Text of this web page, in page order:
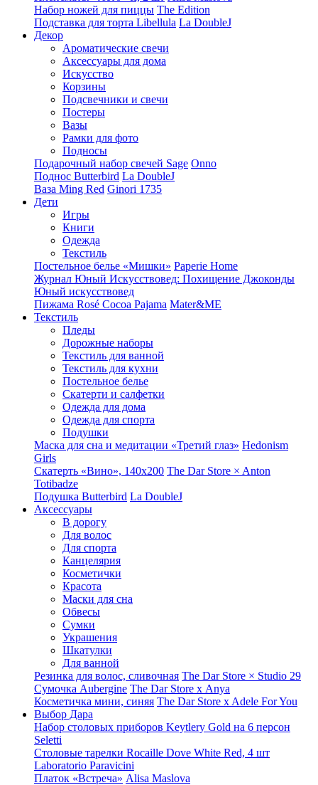
Набор ножей для пиццы The Edition
Подставка для торта Libellula La DoubleJ
Декор
Ароматические свечи
Аксессуары для дома
Искусство
Корзины
Подсвечники и свечи
Постеры
Вазы
Рамки для фото
Подносы
Подарочный набор свечей Sage Onno
Поднос Butterbird La DoubleJ
Ваза Ming Red Ginori 1735
Дети
Игры
Книги
Одежда
Текстиль
Постельное белье «Мишки» Paperie Home
Журнал Юный Искусствовед: Похищение Джоконды
Юный искусствовед
Пижама Rosé Cocoa Pajama Mater&ME
Текстиль
Пледы
Дорожные наборы
Текстиль для ванной
Текстиль для кухни
Постельное белье
Скатерти и салфетки
Одежда для дома
Одежда для спорта
Подушки
Маска для сна и медитации «Третий глаз» Hedonism
Girls
Скатерть «Вино», 140х200 The Dar Store × Anton
Totibadze
Подушка Butterbird La DoubleJ
Аксессуары
В дорогу
Для волос
Для спорта
Канцелярия
Косметички
Красота
Маски для сна
Обвесы
Сумки
Украшения
Шкатулки
Для ванной
Резинка для волос, сливочная The Dar Store × Studio 29
Сумочка Aubergine The Dar Store x Anya
Косметичка мини, синяя The Dar Store x Adele For You
Выбор Дара
Набор столовых приборов Keytlery Gold на 6 персон
Seletti
Столовые тарелки Rocaille Dove White Red, 4 шт
Laboratorio Paravicini
Платок «Встреча» Alisa Maslova